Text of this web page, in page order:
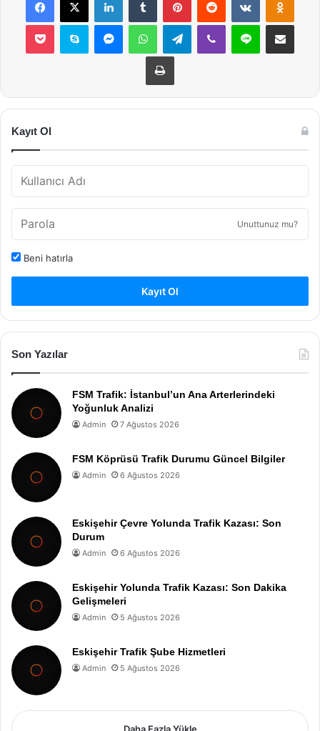
Pocket Skype MessengerWhatsAppTelegramViber Line E-Posta ile
Yazdır
Kayıt Ol
Unuttunuz mu?
Beni hatırla
Kayıt Ol
Son Yazılar
FSM Trafik: İstanbul’un Ana Arterlerindeki
Yoğunluk Analizi
Admin 7 Ağustos 2026
FSM Köprüsü Trafik Durumu Güncel Bilgiler
Admin 6 Ağustos 2026
Eskişehir Çevre Yolunda Trafik Kazası: Son
Durum
Admin 6 Ağustos 2026
Eskişehir Yolunda Trafik Kazası: Son Dakika
Gelişmeleri
Admin 5 Ağustos 2026
Eskişehir Trafik Şube Hizmetleri
Admin 5 Ağustos 2026
Daha Fazla Yükle